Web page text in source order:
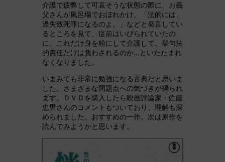
介護で疲弊して可哀そうな状態の際に、お義
父さんが風呂場でおぼれかけ、「法的には、
過失致死罪になるのよ。」などと発言してい
るところを見て、従前はいびられていたの
に、これだけ身を粉にして介護して、挙句法
的責任だけは負わされるのか…といたたまれ
なくなりました。
いまみても非常に勉強になる古典だと思いま
した。さまざまな問題点への気づきが得られ
ます。ＤＶＤを購入したら映画評論家・佐藤
忠男さんのコメントもついており、理解も深
められました。おすすめの一作。次は原作を
読んでみようかと思います。